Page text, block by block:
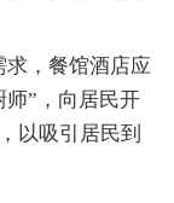
求，餐馆酒店应
”，向居民开
以吸引居民到